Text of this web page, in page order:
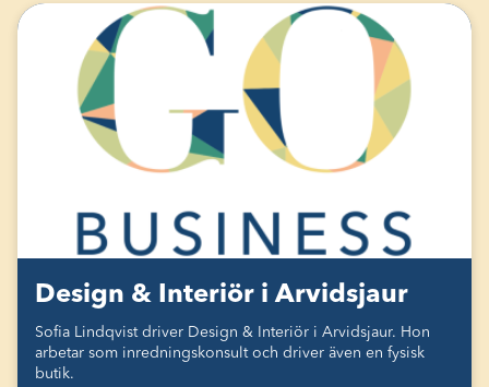
Design & Interiör i Arvidsjaur
Sofia Lindqvist driver Design & Interiör i Arvidsjaur. Hon
arbetar som inredningskonsult och driver även en fysisk
butik.